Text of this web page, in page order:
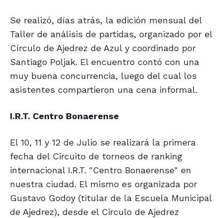
Se realizó, días atrás, la edición mensual del
Taller de análisis de partidas, organizado por el
Círculo de Ajedrez de Azul y coordinado por
Santiago Poljak. El encuentro contó con una
muy buena concurrencia, luego del cual los
asistentes compartieron una cena informal.
I.R.T. Centro Bonaerense
El 10, 11 y 12 de Julio se realizará la primera
fecha del Circuito de torneos de ranking
internacional I.R.T. "Centro Bonaerense" en
nuestra ciudad. El mismo es organizada por
Gustavo Godoy (titular de la Escuela Municipal
de Ajedrez), desde el Circulo de Ajedrez